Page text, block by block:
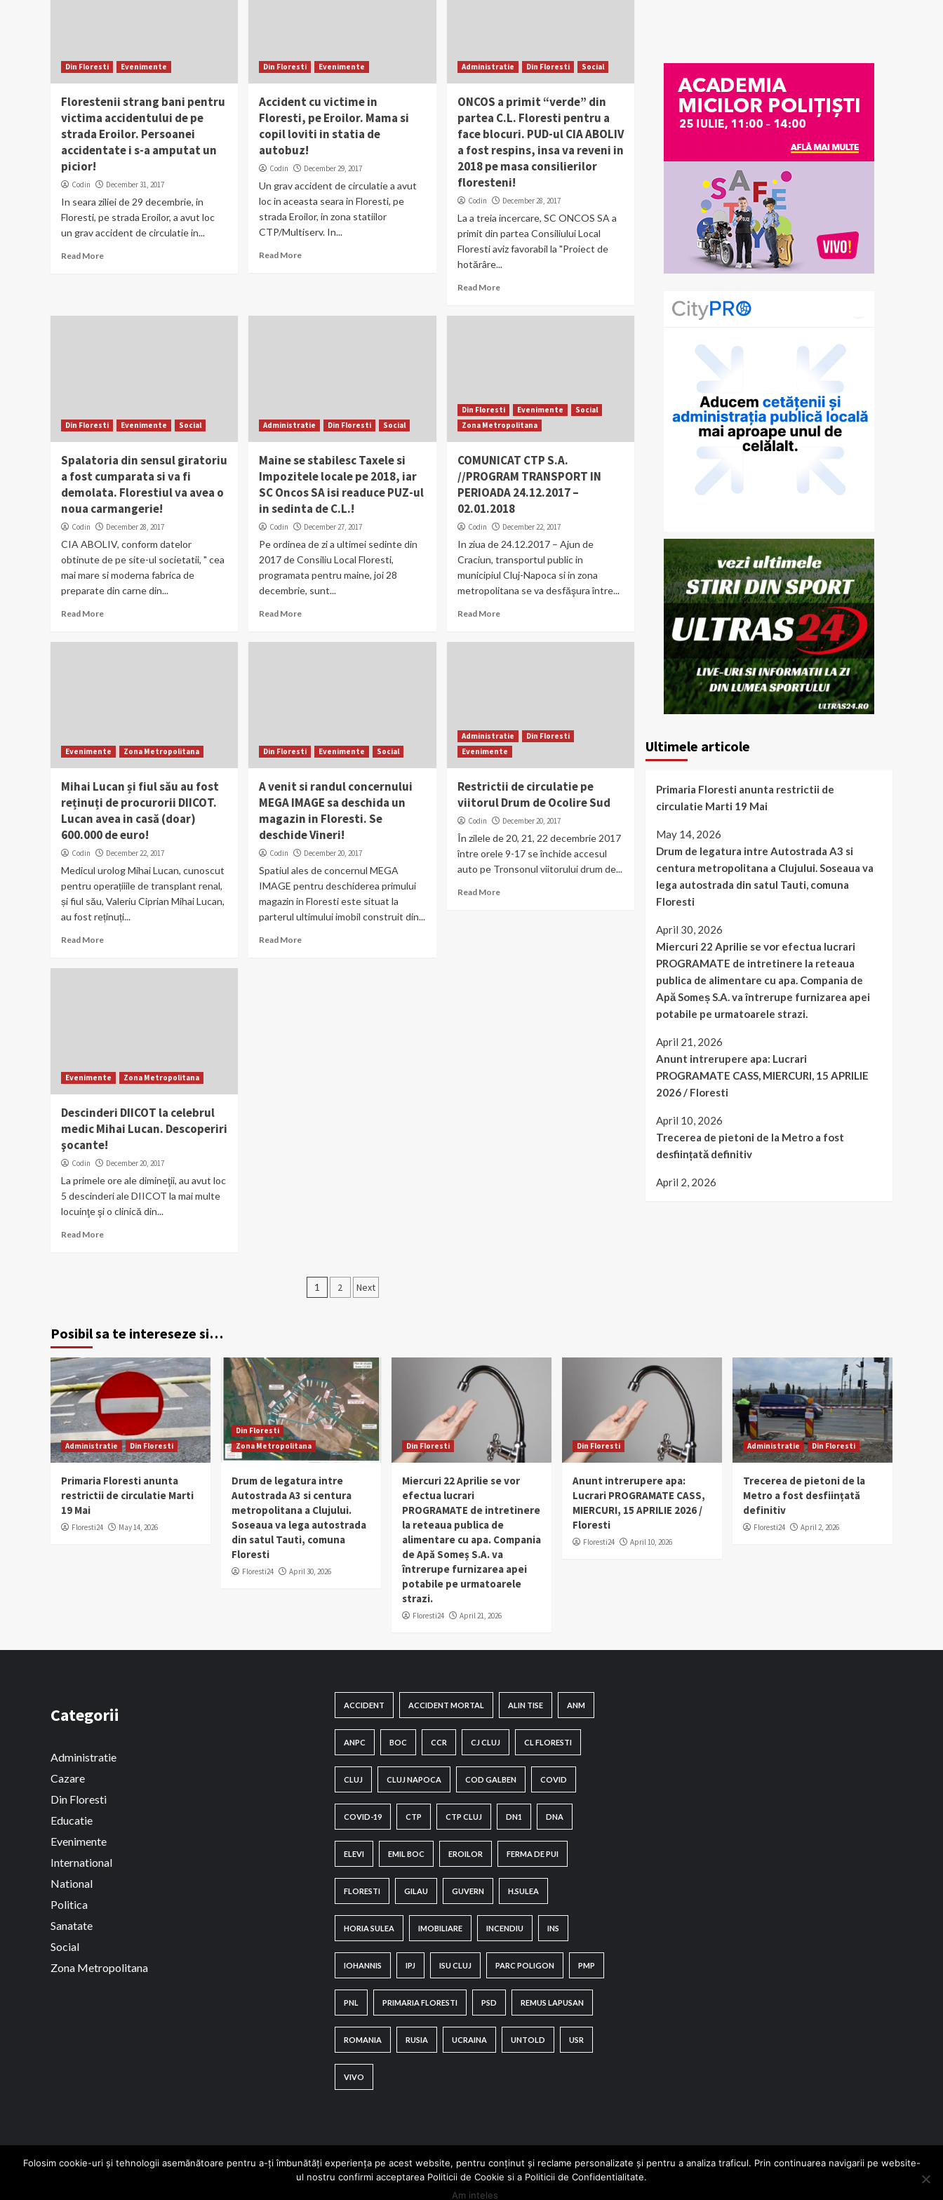
Din Floresti Evenimente
Florestenii strang bani pentru
victima accidentului de pe
strada Eroilor. Persoanei
accidentate i s-a amputat un
picior!
Codin December 31, 2017
In seara ziliei de 29 decembrie, in
Floresti, pe strada Eroilor, a avut loc
un grav accident de circulatie in...
Read More
Din Floresti Evenimente
Accident cu victime in
Floresti, pe Eroilor. Mama si
copil loviti in statia de
autobuz!
Codin December 29, 2017
Un grav accident de circulatie a avut
loc in aceasta seara in Floresti, pe
strada Eroilor, in zona statiilor
CTP/Multiserv. In...
Read More
Administratie Din Floresti Social
ONCOS a primit “verde” din
partea C.L. Floresti pentru a
face blocuri. PUD-ul CIA ABOLIV
a fost respins, insa va reveni in
2018 pe masa consilierilor
floresteni!
Codin December 28, 2017
La a treia incercare, SC ONCOS SA a
primit din partea Consiliului Local
Floresti aviz favorabil la "Proiect de
hotărâre...
Read More
Din Floresti Evenimente Social
Spalatoria din sensul giratoriu
a fost cumparata si va fi
demolata. Florestiul va avea o
noua carmangerie!
Codin December 28, 2017
CIA ABOLIV, conform datelor
obtinute de pe site-ul societatii, " cea
mai mare si moderna fabrica de
preparate din carne din...
Read More
Administratie Din Floresti Social
Maine se stabilesc Taxele si
Impozitele locale pe 2018, iar
SC Oncos SA isi readuce PUZ-ul
in sedinta de C.L.!
Codin December 27, 2017
Pe ordinea de zi a ultimei sedinte din
2017 de Consiliu Local Floresti,
programata pentru maine, joi 28
decembrie, sunt...
Read More
Din Floresti Evenimente
Social
Zona Metropolitana
COMUNICAT CTP S.A.
//PROGRAM TRANSPORT IN
PERIOADA 24.12.2017 –
02.01.2018
Codin December 22, 2017
In ziua de 24.12.2017 – Ajun de
Craciun, transportul public in
municipiul Cluj-Napoca si in zona
metropolitana se va desfăşura între...
Read More
Evenimente Zona Metropolitana
Mihai Lucan și fiul său au fost
reținuți de procurorii DIICOT.
Lucan avea in casă (doar)
600.000 de euro!
Codin December 22, 2017
Medicul urolog Mihai Lucan, cunoscut
pentru operațiiile de transplant renal,
și fiul său, Valeriu Ciprian Mihai Lucan,
au fost reținuți...
Read More
Din Floresti Evenimente Social
A venit si randul concernului
MEGA IMAGE sa deschida un
magazin in Floresti. Se
deschide Vineri!
Codin December 20, 2017
Spatiul ales de concernul MEGA
IMAGE pentru deschiderea primului
magazin in Floresti este situat la
parterul ultimului imobil construit din...
Read More
Administratie
Din Floresti
Evenimente
Restrictii de circulatie pe
viitorul Drum de Ocolire Sud
Codin December 20, 2017
În zilele de 20, 21, 22 decembrie 2017
între orele 9-17 se închide accesul
auto pe Tronsonul viitorului drum de...
Read More
Evenimente Zona Metropolitana
Descinderi DIICOT la celebrul
medic Mihai Lucan. Descoperiri
şocante!
Codin December 20, 2017
La primele ore ale dimineţii, au avut loc
5 descinderi ale DIICOT la mai multe
locuinţe şi o clinică din...
Read More
Posts
1 2 Next
Ultimele articole
Primaria Floresti anunta restrictii de
circulatie Marti 19 Mai
May 14, 2026
Drum de legatura intre Autostrada A3 si
centura metropolitana a Clujului. Soseaua va
lega autostrada din satul Tauti, comuna
Floresti
April 30, 2026
Miercuri 22 Aprilie se vor efectua lucrari
PROGRAMATE de intretinere la reteaua
publica de alimentare cu apa. Compania de
Apă Someș S.A. va întrerupe furnizarea apei
potabile pe urmatoarele strazi.
April 21, 2026
Anunt intrerupere apa: Lucrari
PROGRAMATE CASS, MIERCURI, 15 APRILIE
2026 / Floresti
April 10, 2026
Trecerea de pietoni de la Metro a fost
desființată definitiv
April 2, 2026
Posibil sa te intereseze si…
Administratie Din Floresti
Primaria Floresti anunta
restrictii de circulatie Marti
19 Mai
Floresti24 May 14, 2026
Din Floresti
Zona Metropolitana
Drum de legatura intre
Autostrada A3 si centura
metropolitana a Clujului.
Soseaua va lega autostrada
din satul Tauti, comuna
Floresti
Floresti24 April 30, 2026
Din Floresti
Miercuri 22 Aprilie se vor
efectua lucrari
PROGRAMATE de intretinere
la reteaua publica de
alimentare cu apa. Compania
de Apă Someș S.A. va
întrerupe furnizarea apei
potabile pe urmatoarele
strazi.
Floresti24 April 21, 2026
Din Floresti
Anunt intrerupere apa:
Lucrari PROGRAMATE CASS,
MIERCURI, 15 APRILIE 2026 /
Floresti
Floresti24 April 10, 2026
Administratie Din Floresti
Trecerea de pietoni de la
Metro a fost desființată
definitiv
Floresti24 April 2, 2026
Categorii
Administratie
Cazare
Din Floresti
Educatie
Evenimente
International
National
Politica
Sanatate
Social
Zona Metropolitana
ACCIDENT ACCIDENT MORTAL ALIN TISE ANM
ANPC BOC CCR CJ CLUJ CL FLORESTI
CLUJ CLUJ NAPOCA COD GALBEN COVID
COVID-19 CTP CTP CLUJ DN1 DNA
ELEVI EMIL BOC EROILOR FERMA DE PUI
FLORESTI GILAU GUVERN H.SULEA
HORIA SULEA IMOBILIARE INCENDIU INS
IOHANNIS IPJ ISU CLUJ PARC POLIGON PMP
PNL PRIMARIA FLORESTI PSD REMUS LAPUSAN
ROMANIA RUSIA UCRAINA UNTOLD USR
VIVO
Copyright © All rights reserved. |
Folosim cookie-uri și tehnologii asemănătoare pentru a-ți îmbunătăți experiența pe acest website, pentru conținut și reclame personalizate și pentru a analiza traficul. Prin continuarea navigarii pe website-
ul nostru confirmi acceptarea Politicii de Cookie si a Politicii de Confidentialitate.
Am inteles